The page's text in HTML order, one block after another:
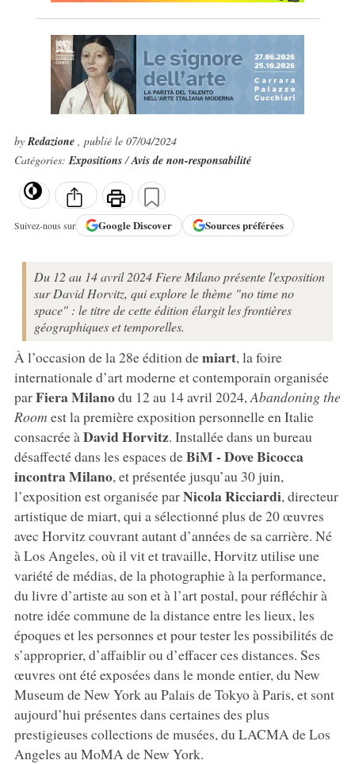
byRedazione , publié le 07/04/2024
Catégories:Expositions/Avis de non-responsabilité
Suivez-nous sur GoogleDiscover Sources préférées
Du 12 au 14 avril 2024 Fiere Milano présente l'exposition
sur David Horvitz, qui explore le thème "no time no
space" : le titre de cette édition élargit les frontières
géographiques et temporelles.
À l’occasion de la 28e édition demiart, la foire
internationale d’art moderne et contemporain organisée
parFiera Milanodu 12 au 14 avril 2024, Abandoning the
Room est la première exposition personnelle en Italie
consacrée à DavidHorvitz. Installée dans un bureau
désaffecté dans les espaces deBiM - Dove Bicocca
incontra Milano, et présentée jusqu’au 30 juin,
l’exposition est organisée parNicolaRicciardi, directeur
artistique de miart, qui a sélectionné plus de 20 œuvres
avec Horvitz couvrant autant d’années de sa carrière. Né
à Los Angeles, où il vit et travaille, Horvitz utilise une
variété de médias, de la photographie à la performance,
du livre d’artiste au son et à l’art postal, pour réfléchir à
notre idée commune de la distance entre les lieux, les
époques et les personnes et pour tester les possibilités de
s’approprier, d’affaiblir ou d’effacer ces distances. Ses
œuvres ont été exposées dans le monde entier, du New
Museum de New York au Palais de Tokyo à Paris, et sont
aujourd’hui présentes dans certaines des plus
prestigieuses collections de musées, du LACMA de Los
Angeles au MoMA de New York.